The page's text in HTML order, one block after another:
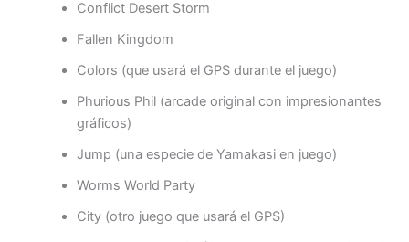
Conflict Desert Storm
Fallen Kingdom
Colors (que usará el GPS durante el juego)
Phurious Phil (arcade original con impresionantes
gráficos)
Jump (una especie de Yamakasi en juego)
Worms World Party
City (otro juego que usará el GPS)